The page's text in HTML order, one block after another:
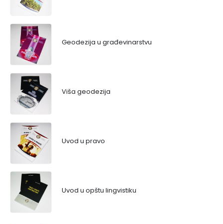
Geodezija u građevinarstvu
Viša geodezija
Uvod u pravo
Uvod u opštu lingvistiku